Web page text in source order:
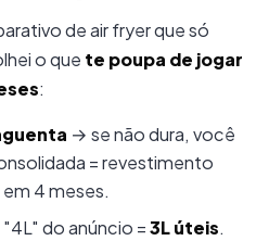
de air fryer que só
o que te poupa de jogar
:
→ se não dura, você
= revestimento
4 meses.
do anúncio =3L úteis.